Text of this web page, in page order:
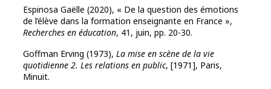
Espinosa Gaëlle (2020), « De la question des émotions
de l’élève dans la formation enseignante en France »,
Recherches en éducation, 41, juin, pp. 20-30.
Goffman Erving (1973), La mise en scène de la vie
quotidienne 2. Les relations en public, [1971], Paris,
Minuit.